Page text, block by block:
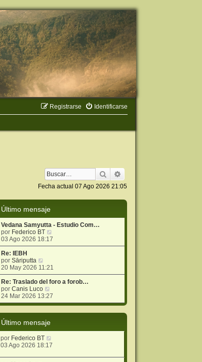
Identificarse
Registrarse
Buscar
Fecha actual 07 Ago 2026 21:05
Último mensaje
Vedana Samyutta - Estudio Com…
por Federico BT
r
i
m
e
j
03 Ago 2026 18:17
Re: IEBH
porSāriputta
e
r
ú
l
t
i
m
e
n
s
j
20 May 2026 11:21
Re: Traslado del foro a forob…
porCanis Luco
e
r
i
o
e
24 Mar 2026 13:27
Último mensaje
por Federico BT
03 Ago 2026 18:17